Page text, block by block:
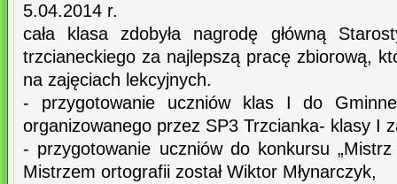
5.04.2014 r.
cała klasa zdobyła nagrodę główną
trzcianeckiego za najlepszą pracę zbiorową,
na zajęciach lekcyjnych.
- przygotowanie uczniów klas I do
organizowanego przez SP3 Trzcianka- klasy I
- przygotowanie uczniów do konkursu
Mistrzem ortografii został Wiktor Młynarczyk,